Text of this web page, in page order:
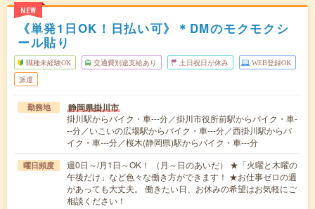
NEW
《単発1日OK！日払い可》＊DMのモクモクシ
ール貼り
職種未経験OK 交通費別途支給あり 土日祝日が休み WEB登録OK
派遣
勤務地 静岡県掛川市
掛川駅からバイク・車---分／掛川市役所前駅からバイク・車-
--分／いこいの広場駅からバイク・車---分／西掛川駅からバ
イク・車---分／桜木(静岡県)駅からバイク・車---分
曜日頻度
週0日～/月1日～OK！ （月～日のあいだ） ★「火曜と木曜の
午後だけ」など色々な働き方ができます！ ★お仕事ゼロの週
があっても大丈夫。 働きたい日、お休みの希望はお気軽にご
相談ください！